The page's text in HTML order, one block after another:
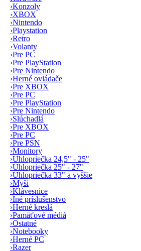
›Konzoly
›XBOX
›Nintendo
›Playstation
›Retro
›Volanty
›Pre PC
›Pre PlayStation
›Pre Nintendo
›Herné ovládače
›Pre XBOX
›Pre PC
›Pre PlayStation
›Pre Nintendo
›Slúchadlá
›Pre XBOX
›Pre PC
›Pre PSN
›Monitory
›Uhlopriečka 24,5" - 25"
›Uhlopriečka 25" - 27"
›Uhlopriečka 33" a vyššie
›Myši
›Klávesnice
›Iné príslušenstvo
›Herné kreslá
›Pamäťové médiá
›Ostatné
›Notebooky
›Herné PC
›Razer